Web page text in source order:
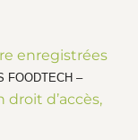
enregistrées
FOODTECH –
droit d’accès,